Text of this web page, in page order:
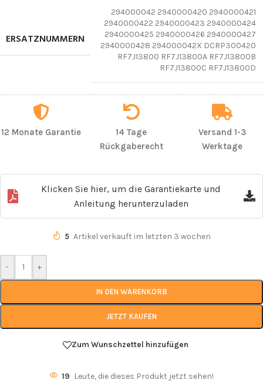
ERSATZNUMMERN
294000042 2940000420 2940000421
2940000422 2940000423 2940000424
2940000425 2940000426 2940000427
2940000428 294000042X DCRP300420
RF7J13800 RF7J13800A RF7J13800B
RF7J13800C RF7J13800D
12 Monate Garantie
14 Tage
Rückgaberecht
Versand 1-3
Werktage
Klicken Sie hier, um die Garantiekarte und
Anleitung herunterzuladen
5 Artikel verkauft im letzten 3 wochen
- +
IN DEN WARENKORB
JETZT KAUFEN
Zum Wunschzettel hinzufügen
19 Leute, die dieses Produkt jetzt sehen!